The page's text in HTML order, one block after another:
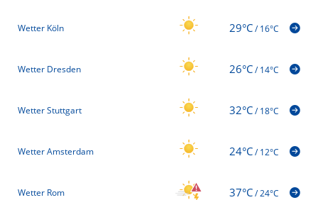
Wetter Köln 29°C/16°C
Wetter Dresden 26°C/14°C
Wetter Stuttgart 32°C/18°C
Wetter Amsterdam 24°C/12°C
Wetter Rom 37°C/24°C